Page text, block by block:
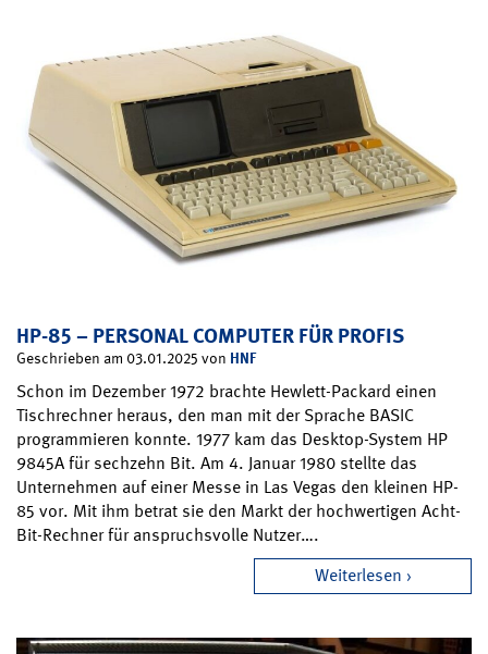
HP-85 – PERSONAL COMPUTER FÜR PROFIS
Geschrieben am 03.01.2025 von HNF
Schon im Dezember 1972 brachte Hewlett-Packard einen
Tischrechner heraus, den man mit der Sprache BASIC
programmieren konnte. 1977 kam das Desktop-System HP
9845A für sechzehn Bit. Am 4. Januar 1980 stellte das
Unternehmen auf einer Messe in Las Vegas den kleinen HP-
85 vor. Mit ihm betrat sie den Markt der hochwertigen Acht-
Bit-Rechner für anspruchsvolle Nutzer….
Weiterlesen